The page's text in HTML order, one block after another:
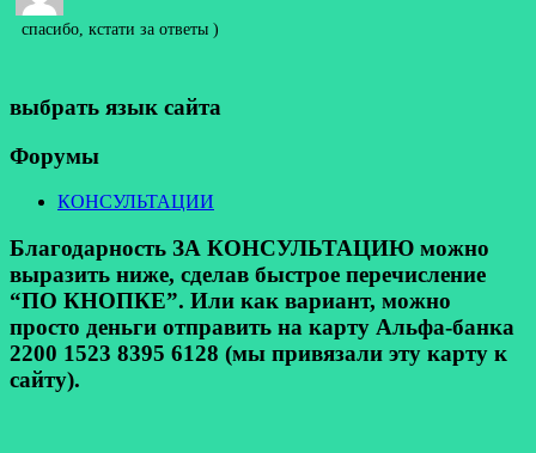
спасибо, кстати за ответы )
выбрать язык сайта
Форумы
КОНСУЛЬТАЦИИ
Благодарность ЗА КОНСУЛЬТАЦИЮ можно
выразить ниже, сделав быстрое перечисление
“ПО КНОПКЕ”. Или как вариант, можно
просто деньги отправить на карту Альфа-банка
2200 1523 8395 6128 (мы привязали эту карту к
сайту).